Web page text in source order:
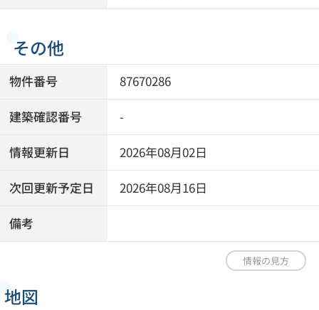
その他
物件番号 87670286
建築確認番号 -
情報更新日 2026年08月02日
次回更新予定日 2026年08月16日
備考
情報の見方
地図